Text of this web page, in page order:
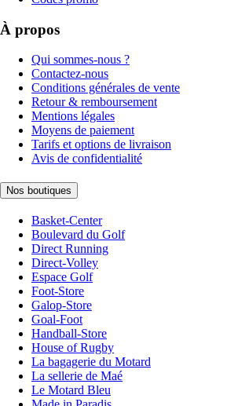
À propos
Qui sommes-nous ?
Contactez-nous
Conditions générales de vente
Retour & remboursement
Mentions légales
Moyens de paiement
Tarifs et options de livraison
Avis de confidentialité
Nos boutiques
Basket-Center
Boulevard du Golf
Direct Running
Direct-Volley
Espace Golf
Foot-Store
Galop-Store
Goal-Foot
Handball-Store
House of Rugby
La bagagerie du Motard
La sellerie de Maé
Le Motard Bleu